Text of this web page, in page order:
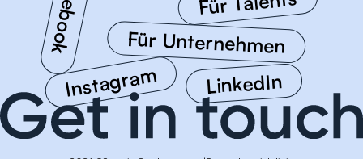
LinkedIn
Instagram
Für Unternehmen
Für Talents